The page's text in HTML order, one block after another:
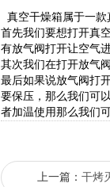
真空干燥箱属于一
首先我们要想打开真
有放气阀打开让空气
其次我们在打开放气
最后如果说放气阀打
要保压，那么我们可
者加温使用那么我们
上一篇： 干烤